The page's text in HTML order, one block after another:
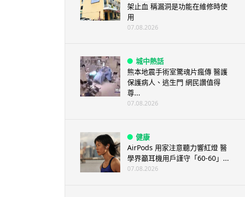
架止血 稱漏洞是功能在維修時使
用
07.08.2026
城中熱話
熊本地震手術室驚魂片瘋傳 醫護
保護病人、逃生門 網民讚值得
尊...
07.08.2026
健康
AirPods 用家注意聽力響紅燈 醫
學界籲耳機用戶謹守「60-60」...
07.08.2026